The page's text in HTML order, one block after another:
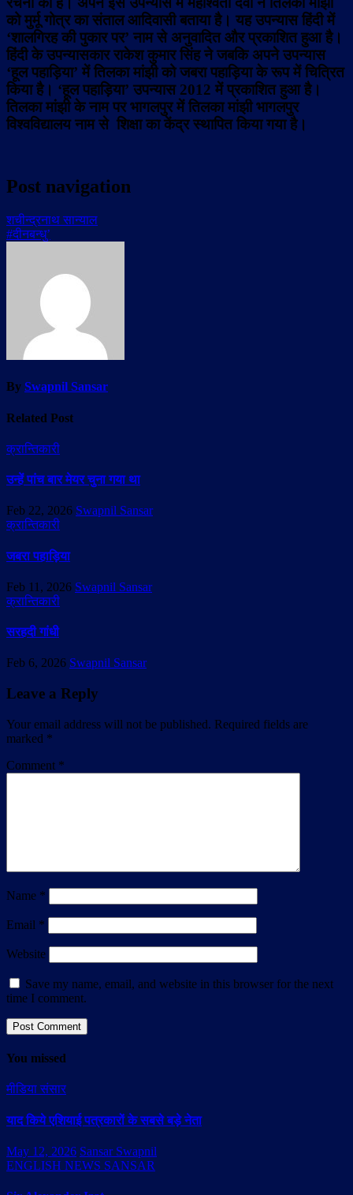
को मुर्मू गोत्र का संताल आदिवासी बताया है। यह उपन्यास हिंदी में
‘शालगिरह की पुकार पर’ नाम से अनुवादित और प्रकाशित हुआ है।
हिंदी के उपन्यासकार राकेश कुमार सिंह ने जबकि अपने उपन्यास
‘हूल पहाड़िया’ में तिलका मांझी को जबरा पहाड़िया के रूप में चित्रित
किया है। ‘हूल पहाड़िया’ उपन्यास 2012 में प्रकाशित हुआ है।
तिलका मांझी के नाम पर भागलपुर में तिलका मांझी भागलपुर
विश्वविद्यालय नाम से शिक्षा का केंद्र स्थापित किया गया है।
Post navigation
शचीन्द्रनाथ सान्याल
#दीनबन्धु’
By Swapnil Sansar
Related Post
क्रान्तिकारी
उन्हें पांच बार मेयर चुना गया था
Feb 22, 2026 Swapnil Sansar
क्रान्तिकारी
जबरा पहाड़िया
Feb 11, 2026 Swapnil Sansar
क्रान्तिकारी
सरहदी गांधी
Feb 6, 2026 Swapnil Sansar
Leave a Reply
Your email address will not be published. Required fields are
marked *
Comment *
Name *
Email *
Website
Save my name, email, and website in this browser for the next
time I comment.
You missed
मीडिया संसार
याद किये एशियाई पत्रकारों के सबसे बड़े नेता
May 12, 2026 Sansar Swapnil
ENGLISH NEWS SANSAR